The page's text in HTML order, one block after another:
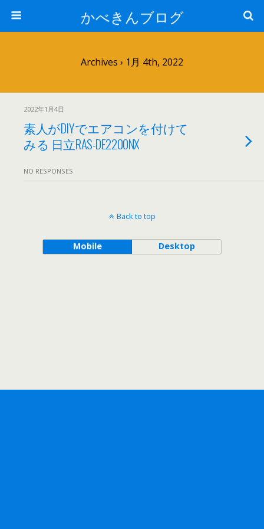
かべきんブログ
Archives › 1月 4th, 2022
2022年1月4日
素人がDIYでエアコンを付けて
みる 日立RAS-DE2200NX
NO RESPONSES
Back to top
Mobile Desktop